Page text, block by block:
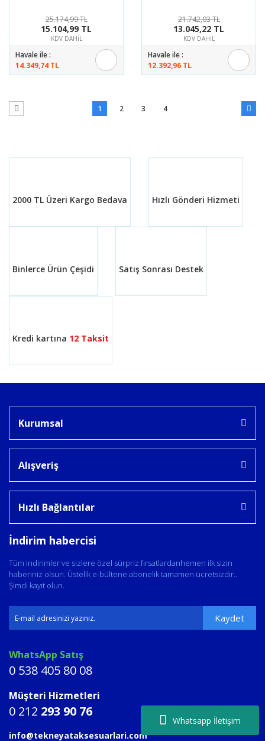
Whatsapp İletişim
25.174,99 TL
15.104,99 TL
KDV DAHİL
Havale ile :
14.349,74 TL
21.742,03 TL
13.045,22 TL
KDV DAHİL
Havale ile :
12.392,96 TL
1 2 3 4
2000 TL Üzeri Kargo Bedava Hızlı Gönderi Hizmeti
Binlerce Ürün Çeşidi Satış Sonrası Destek
Kredi kartına 12 Taksit
Kurumsal
Alışveriş
Hızlı Bağlantılar
İndirim habercisi
Tüm indirimler ve sizlere özel sürpriz fırsatlardanhemen ilk sizin
haberiniz olsun. Üstelik e-bültene abonelik tamamen ücretsizdir..
Şimdi kayıt olun.
Kaydet
WhatsApp Satış
0 538 405 80 08
Müşteri Hizmetleri
0 212 293 90 76
info@tekneyataksesuarlari.com